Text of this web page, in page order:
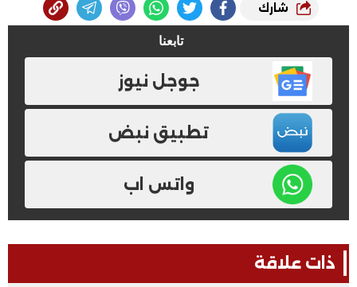
شارك
تابعنا
جوجل نيوز
تطبيق نبض
واتس اب
ذات علاقة